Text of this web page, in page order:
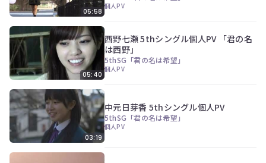
す。
今
す
ぐ
会
員
登
録
05:58
個人PV
05:40
西野七瀬 5thシングル個人PV 「君の名
は西野」
5thSG「君の名は希望」
個人PV
03:19
中元日芽香 5thシングル個人PV
5thSG「君の名は希望」
個人PV